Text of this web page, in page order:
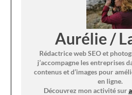
Aurélie /
Rédactrice web SEO et
j’accompagne les entreprises
contenus et d’images pour
en ligne.
Découvrez mon activité sur